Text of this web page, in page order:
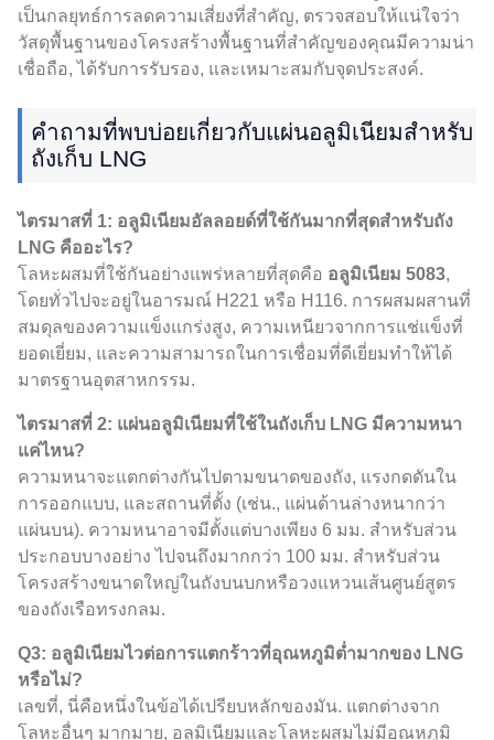
เป็นกลยุทธ์การลดความเสี่ยงที่สำคัญ, ตรวจสอบให้แน่ใจว่า
วัสดุพื้นฐานของโครงสร้างพื้นฐานที่สำคัญของคุณมีความน่า
เชื่อถือ, ได้รับการรับรอง, และเหมาะสมกับจุดประสงค์.
คำถามที่พบบ่อยเกี่ยวกับแผ่นอลูมิเนียมสำหรับ
ถังเก็บ LNG
ไตรมาสที่ 1: อลูมิเนียมอัลลอยด์ที่ใช้กันมากที่สุดสำหรับถัง
LNG คืออะไร?
โลหะผสมที่ใช้กันอย่างแพร่หลายที่สุดคือ อลูมิเนียม 5083,
โดยทั่วไปจะอยู่ในอารมณ์ H221 หรือ H116. การผสมผสานที่
สมดุลของความแข็งแกร่งสูง, ความเหนียวจากการแช่แข็งที่
ยอดเยี่ยม, และความสามารถในการเชื่อมที่ดีเยี่ยมทำให้ได้
มาตรฐานอุตสาหกรรม.
ไตรมาสที่ 2: แผ่นอลูมิเนียมที่ใช้ในถังเก็บ LNG มีความหนา
แค่ไหน?
ความหนาจะแตกต่างกันไปตามขนาดของถัง, แรงกดดันใน
การออกแบบ, และสถานที่ตั้ง (เช่น., แผ่นด้านล่างหนากว่า
แผ่นบน). ความหนาอาจมีตั้งแต่บางเพียง 6 มม. สำหรับส่วน
ประกอบบางอย่าง ไปจนถึงมากกว่า 100 มม. สำหรับส่วน
โครงสร้างขนาดใหญ่ในถังบนบกหรือวงแหวนเส้นศูนย์สูตร
ของถังเรือทรงกลม.
Q3: อลูมิเนียมไวต่อการแตกร้าวที่อุณหภูมิต่ำมากของ LNG
หรือไม่?
เลขที่, นี่คือหนึ่งในข้อได้เปรียบหลักของมัน. แตกต่างจาก
โลหะอื่นๆ มากมาย, อลูมิเนียมและโลหะผสมไม่มีอุณหภูมิ